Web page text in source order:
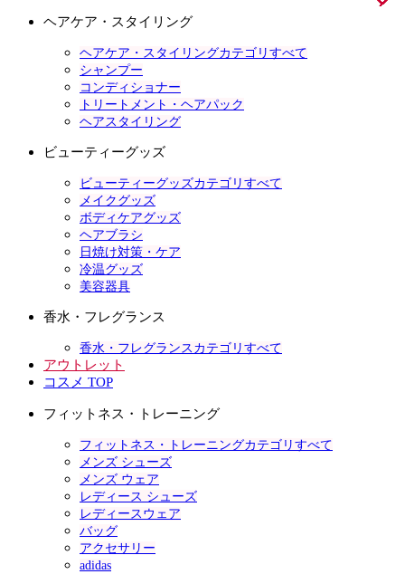
ヘアケア・スタイリング
ヘアケア・スタイリングカテゴリすべて
シャンプー
コンディショナー
トリートメント・ヘアパック
ヘアスタイリング
ビューティーグッズ
ビューティーグッズカテゴリすべて
メイクグッズ
ボディケアグッズ
ヘアブラシ
日焼け対策・ケア
冷温グッズ
美容器具
香水・フレグランス
香水・フレグランスカテゴリすべて
アウトレット
コスメ TOP
フィットネス・トレーニング
フィットネス・トレーニングカテゴリすべて
メンズ シューズ
メンズ ウェア
レディース シューズ
レディースウェア
バッグ
アクセサリー
adidas